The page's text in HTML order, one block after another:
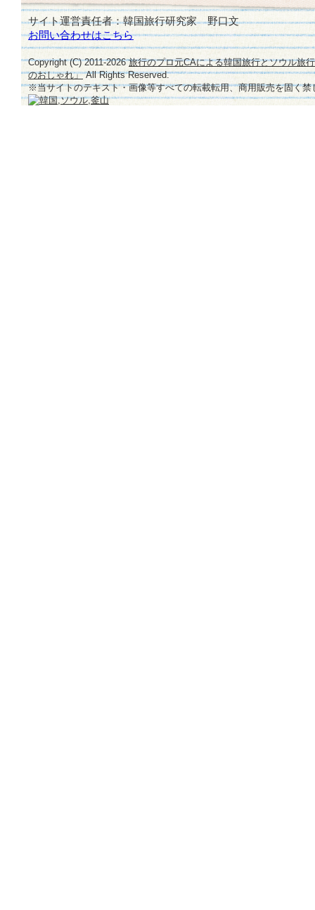
サイト運営責任者：韓国旅行研究家 野口文
お問い合わせはこちら
Copyright (C) 2011-2026旅行のプロ元CAによる韓国旅行とソウル旅
のおしゃれ」All Rights Reserved.
※当サイトのテキスト・画像等すべての転載転用、商用販売を固く禁